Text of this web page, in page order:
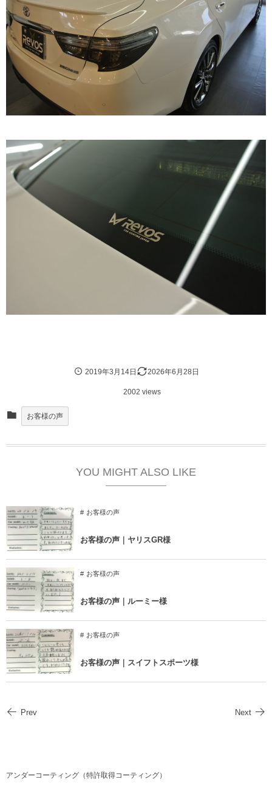
2019年3月14日 2026年6月28日
2002 views
お客様の声
YOU MIGHT ALSO LIKE
お客様の声
お客様の声｜ヤリスGR様
お客様の声
お客様の声｜ルーミー様
お客様の声
お客様の声｜スイフトスポーツ様
Prev Next
アンダーコーティング（特許取得コーティング）